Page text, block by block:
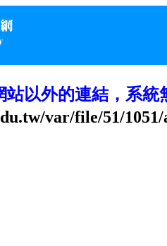
站以外的連結，系
var/file/51/1051/